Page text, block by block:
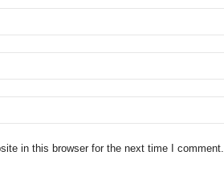
in this browser for the next time I comment.